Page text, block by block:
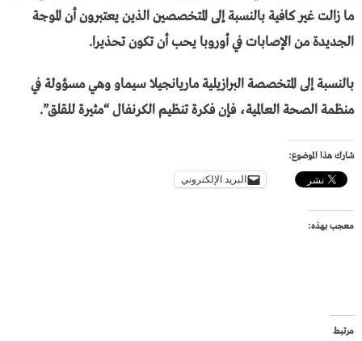
ما زالت غير كافية بالنسبة إلى المتخصصين الذين يعتبرون أن الموجة
الجديدة من الإصابات في أوروبا يحب أن تكون تحذيرا.
بالنسبة إلى المتخصصة البرازيلية ماريانجيلا سيماو وهي مسؤولة في
منظمة الصحة العالمية، فإن فكرة تنظيم الكرنفال “مثيرة للقلق”.
شارك هذا الموضوع:
البريد الإلكتروني
معجب بهذه:
مرتبط